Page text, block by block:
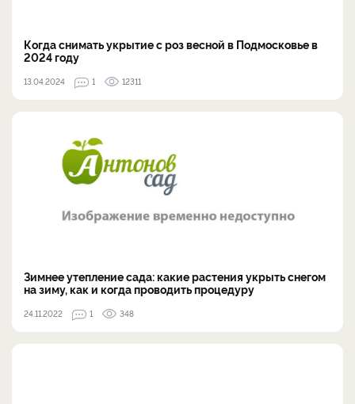
Когда снимать укрытие с роз весной в Подмосковье в
2024 году
13.04.2024 1 12311
Зимнее утепление сада: какие растения укрыть снегом
на зиму, как и когда проводить процедуру
24.11.2022 1 348